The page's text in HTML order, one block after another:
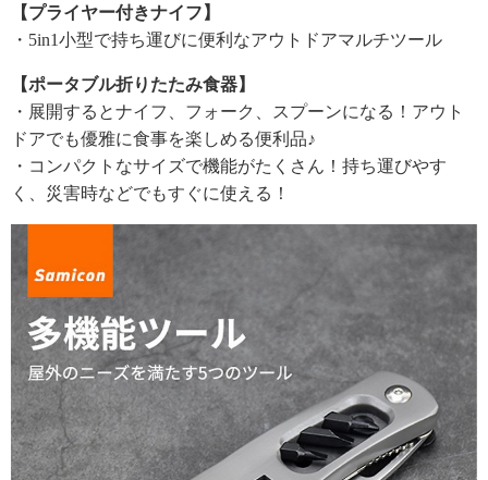
【プライヤー付きナイフ】
・5in1小型で持ち運びに便利なアウトドアマルチツール
【ポータブル折りたたみ食器】
・展開するとナイフ、フォーク、スプーンになる！アウト
ドアでも優雅に食事を楽しめる便利品♪
・コンパクトなサイズで機能がたくさん！持ち運びやす
く、災害時などでもすぐに使える！